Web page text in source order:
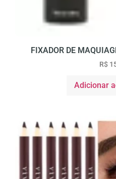
FIXADOR DE
R$
Adicionar